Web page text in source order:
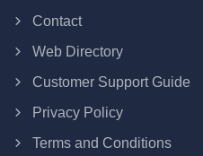
Contact
Web Directory
Customer Support Guide
Privacy Policy
Terms and Conditions